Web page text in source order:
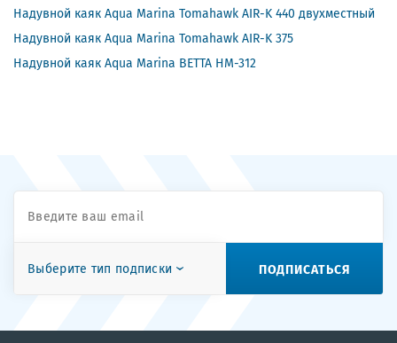
Надувной каяк Aqua Marina Tomahawk AIR-K 440 двухместный
Надувной каяк Aqua Marina Tomahawk AIR-K 375
Надувной каяк Aqua Marina BETTA HM-312
Выберите тип подписки ПОДПИСАТЬСЯ